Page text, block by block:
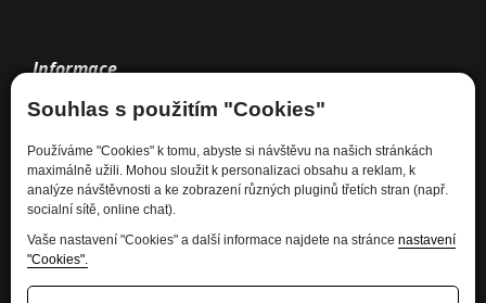
Souhlas s použitím "Cookies"
Používáme "Cookies" k tomu, abyste si návštěvu na našich stránkách
maximálně užili. Mohou sloužit k personalizaci obsahu a reklam, k
analýze návštěvnosti a ke zobrazení různých pluginů třetích stran (např.
socialní sítě, online chat).
Vaše nastavení "Cookies" a další informace najdete na stránce nastavení
"Cookies".
Informace
Financování
Kariéra
Informace pro spotřebitele
Ochrana osobních údajů - GDPR